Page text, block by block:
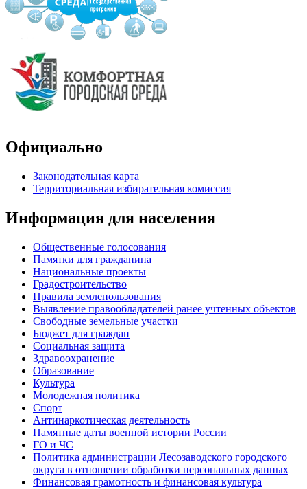
Официально
Законодательная карта
Территориальная избирательная комиссия
Информация для населения
Общественные голосования
Памятки для гражданина
Национальные проекты
Градостроительство
Правила землепользования
Выявление правообладателей ранее учтенных объектов
Свободные земельные участки
Бюджет для граждан
Социальная защита
Здравоохранение
Образование
Культура
Молодежная политика
Спорт
Антинаркотическая деятельность
Памятные даты военной истории России
ГО и ЧС
Политика администрации Лесозаводского городского
округа в отношении обработки персональных данных
Финансовая грамотность и финансовая культура